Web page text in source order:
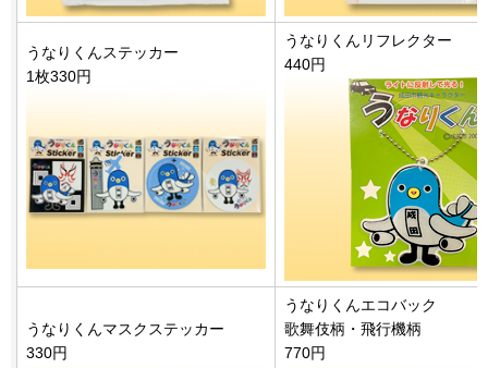
うなりくんステッカー
1枚330円
うなりくんリフレクター
440円
うなりくんマスクステッカー
330円
うなりくんエコバック
歌舞伎柄・飛行機柄
770円